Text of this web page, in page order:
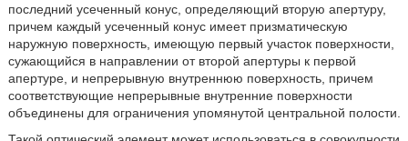
последний усеченный конус, определяющий вторую апертуру,
причем каждый усеченный конус имеет призматическую
наружную поверхность, имеющую первый участок поверхности,
сужающийся в направлении от второй апертуры к первой
апертуре, и непрерывную внутреннюю поверхность, причем
соответствующие непрерывные внутренние поверхности
объединены для ограничения упомянутой центральной полости.